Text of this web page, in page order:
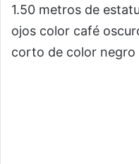
1.50 metros de
ojos color café
corto de color negro